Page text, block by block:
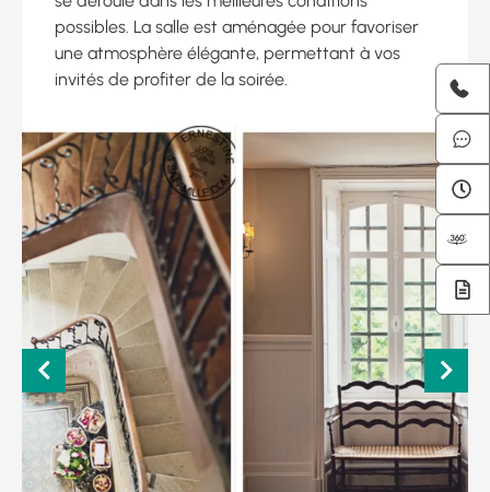
possibles. La salle est aménagée pour favoriser
une atmosphère élégante, permettant à vos
invités de profiter de la soirée.